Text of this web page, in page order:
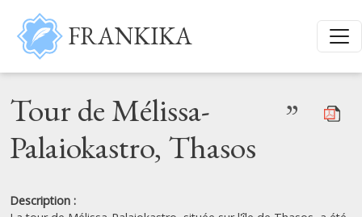
Aller au contenu principal
FRANKIKA
Tour de Mélissa-
Palaiokastro, Thasos
”
Description :